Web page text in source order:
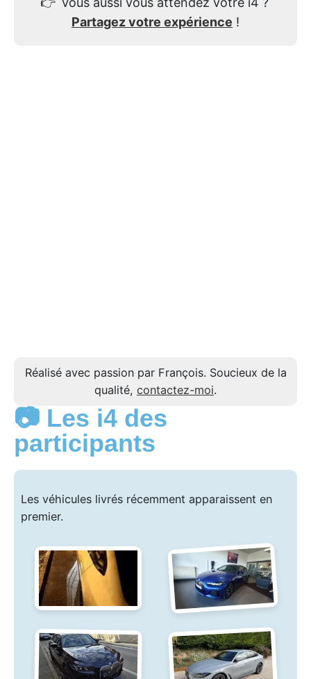
Partagez votre expérience !
Réalisé avec passion par François. Soucieux de la
qualité, contactez-moi.
📷 Les i4 des
participants
Les véhicules livrés récemment apparaissent en
premier.